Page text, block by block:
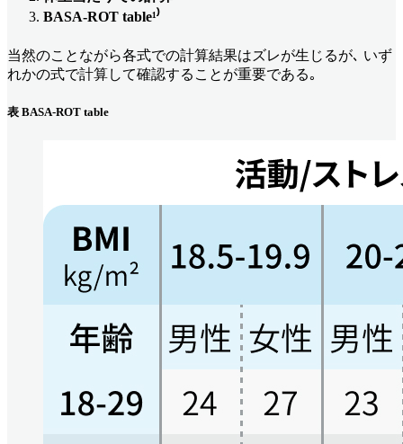
BASA-ROT table¹⁾
当然のことながら各式での計算結果はズレが生じるが､ いず
れかの式で計算して確認することが重要である｡
表 BASA-ROT table